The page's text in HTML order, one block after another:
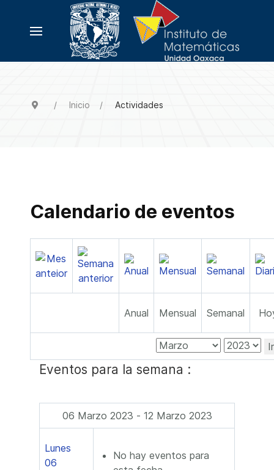
Inicio Actividades
Calendario de eventos
Anual Mensual Semanal
Eventos para la semana :
06 Marzo 2023 - 12 Marzo 2023
Lunes
06
No hay eventos para